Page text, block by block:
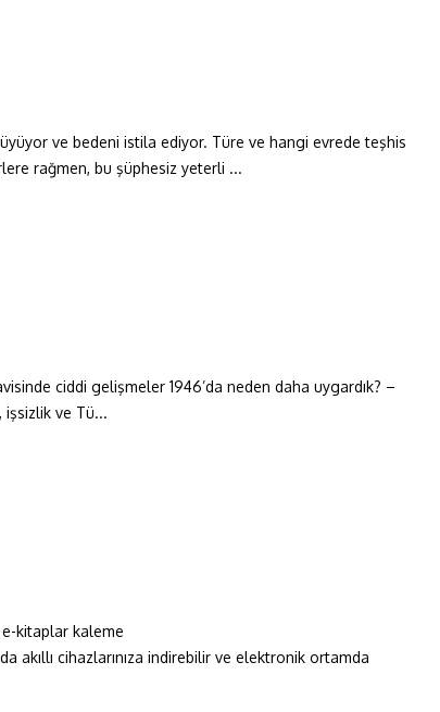
ve bedeni istila ediyor. Türe ve hangi evrede teşhis
rağmen, bu şüphesiz yeterli ...
ciddi gelişmeler 1946’da neden daha uygardık? –
işsizlik ve Tü...
e-kitaplar kaleme
akıllı cihazlarınıza indirebilir ve elektronik ortamda